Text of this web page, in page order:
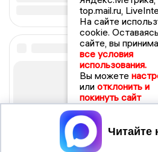
top.mail.ru,
На сайте
cookie.
сайте, вы
все условия
использования.
Вы можете
или отклонить и
покинуть сайт
Принять